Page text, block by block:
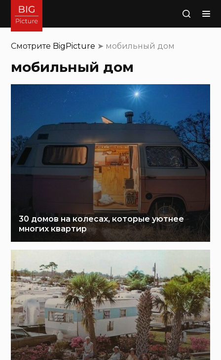
Поиск
Смотрите BigPicture ➤ мобильный дом
мобильный дом
30 домов на колесах, которые уютнее
многих квартир